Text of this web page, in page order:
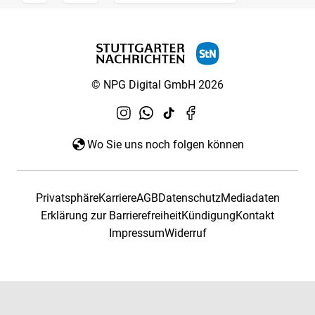
© NPG Digital GmbH 2026
Wo Sie uns noch folgen können
PrivatsphäreKarriereAGBDatenschutzMediadaten
Erklärung zur BarrierefreiheitKündigungKontakt
ImpressumWiderruf